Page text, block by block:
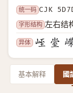
统一码 CJK
字形结构 左右结
异体
基本解释 國